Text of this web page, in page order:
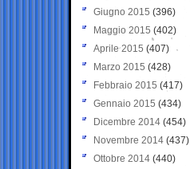
Giugno 2015 (396)
Maggio 2015 (402)
Aprile 2015 (407)
Marzo 2015 (428)
Febbraio 2015 (417)
Gennaio 2015 (434)
Dicembre 2014 (454)
Novembre 2014 (437)
Ottobre 2014 (440)